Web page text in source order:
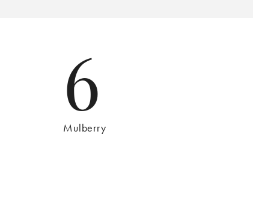
6
Mulberry